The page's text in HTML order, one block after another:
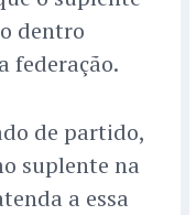
dentro
federação.
de partido,
suplente na
a essa